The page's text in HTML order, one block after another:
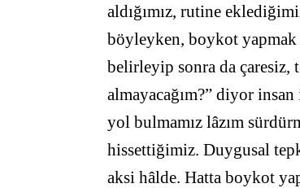
aldığımız, rutine
böyleyken, boykot
belirleyip sonra da çaresiz,
almayacağım?” diyor
yol bulmamız lâzım
hissettiğimiz. Duygusal
aksi hâlde. Hatta boykot